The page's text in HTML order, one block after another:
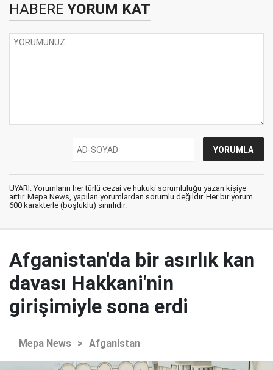
HABERE YORUM KAT
UYARI: Yorumların her türlü cezai ve hukuki sorumluluğu yazan kişiye
aittir. Mepa News, yapılan yorumlardan sorumlu değildir. Her bir yorum
600 karakterle (boşluklu) sınırlıdır.
Afganistan'da bir asırlık kan
davası Hakkani'nin
girişimiyle sona erdi
Mepa News > Afganistan